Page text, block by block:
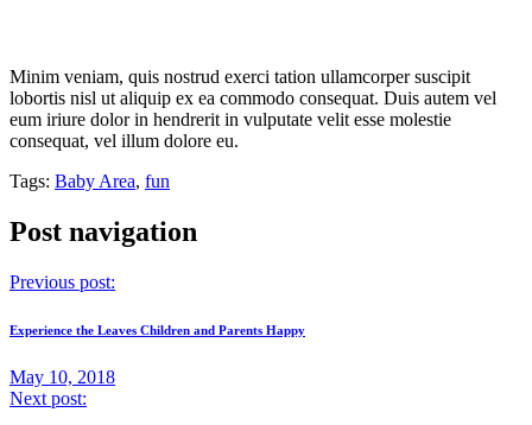
Minim veniam, quis nostrud exerci tation ullamcorper suscipit
lobortis nisl ut aliquip ex ea commodo consequat. Duis autem vel
eum iriure dolor in hendrerit in vulputate velit esse molestie
consequat, vel illum dolore eu.
Tags: Baby Area, fun
Post navigation
Previous post:
Experience the Leaves Children and Parents Happy
May 10, 2018
Next post: